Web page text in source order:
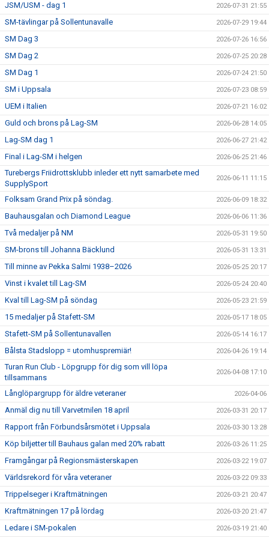
JSM/USM - dag 1 2026-07-31 21:55
SM-tävlingar på Sollentunavalle 2026-07-29 19:44
SM Dag 3 2026-07-26 16:56
SM Dag 2 2026-07-25 20:28
SM Dag 1 2026-07-24 21:50
SM i Uppsala 2026-07-23 08:59
UEM i Italien 2026-07-21 16:02
Guld och brons på Lag-SM 2026-06-28 14:05
Lag-SM dag 1 2026-06-27 21:42
Final i Lag-SM i helgen 2026-06-25 21:46
Turebergs Friidrottsklubb inleder ett nytt samarbete med
SupplySport
2026-06-11 11:15
Folksam Grand Prix på söndag. 2026-06-09 18:32
Bauhausgalan och Diamond League 2026-06-06 11:36
Två medaljer på NM 2026-05-31 19:50
SM-brons till Johanna Bäcklund 2026-05-31 13:31
Till minne av Pekka Salmi 1938–2026 2026-05-25 20:17
Vinst i kvalet till Lag-SM 2026-05-24 20:40
Kval till Lag-SM på söndag 2026-05-23 21:59
15 medaljer på Stafett-SM 2026-05-17 18:05
Stafett-SM på Sollentunavallen 2026-05-14 16:17
Bålsta Stadslopp = utomhuspremiär! 2026-04-26 19:14
Turan Run Club - Löpgrupp för dig som vill löpa
tillsammans
2026-04-08 17:10
Långlöpargrupp för äldre veteraner 2026-04-06
Anmäl dig nu till Varvetmilen 18 april 2026-03-31 20:17
Rapport från Förbundsårsmötet i Uppsala 2026-03-30 13:28
Köp biljetter till Bauhaus galan med 20% rabatt 2026-03-26 11:25
Framgångar på Regionsmästerskapen 2026-03-22 19:07
Världsrekord för våra veteraner 2026-03-22 09:33
Trippelseger i Kraftmätningen 2026-03-21 20:47
Kraftmätningen 17 på lördag 2026-03-20 21:47
Ledare i SM-pokalen 2026-03-19 21:40